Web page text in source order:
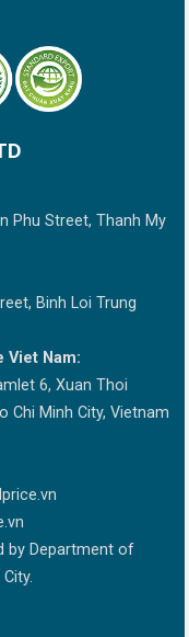
Phu Street, Thanh My
Binh Loi Trung
Viet Nam:
6, Xuan Thoi
Chi Minh City, Vietnam
by Department of